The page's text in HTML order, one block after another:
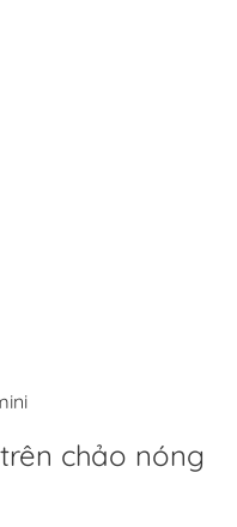
chảo nóng